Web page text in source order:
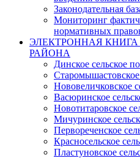
Законодательная
Мониторинг
нормативных
ЭЛЕКТРОННАЯ
РАЙОНА
Динское сельское
Старомышастовское
Нововеличковское
Васюринское
Новотитаровское
Мичуринское
Первореченское
Красносельское
Пластуновское